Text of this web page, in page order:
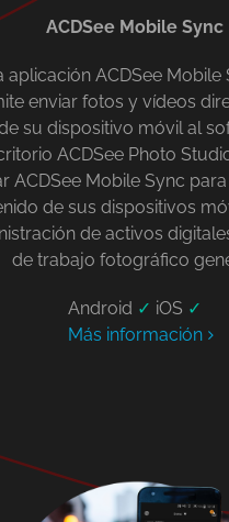
ACDSee Mobile Sync
aplicación ACDSee Mobile
enviar fotos y vídeos
su dispositivo móvil al
ACDSee Photo
ACDSee Mobile Sync
de sus dispositivos
de activos
de trabajo fotográfico
Android ✓ iOS ✓
Más información